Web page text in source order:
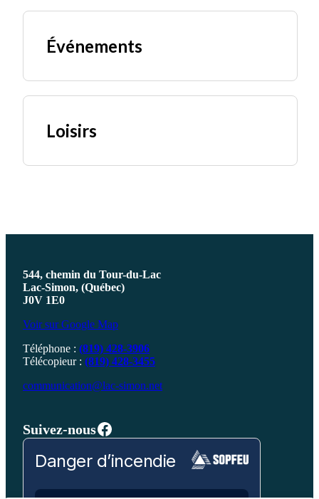
Événements
Loisirs
544, chemin du Tour-du-Lac
Lac-Simon, (Québec)
J0V 1E0
Voir sur Google Map
Téléphone : (819) 428-3906
Télécopieur : (819) 428-3455
communication@lac-simon.net
Suivez-nousFacebook
Danger d’incendie